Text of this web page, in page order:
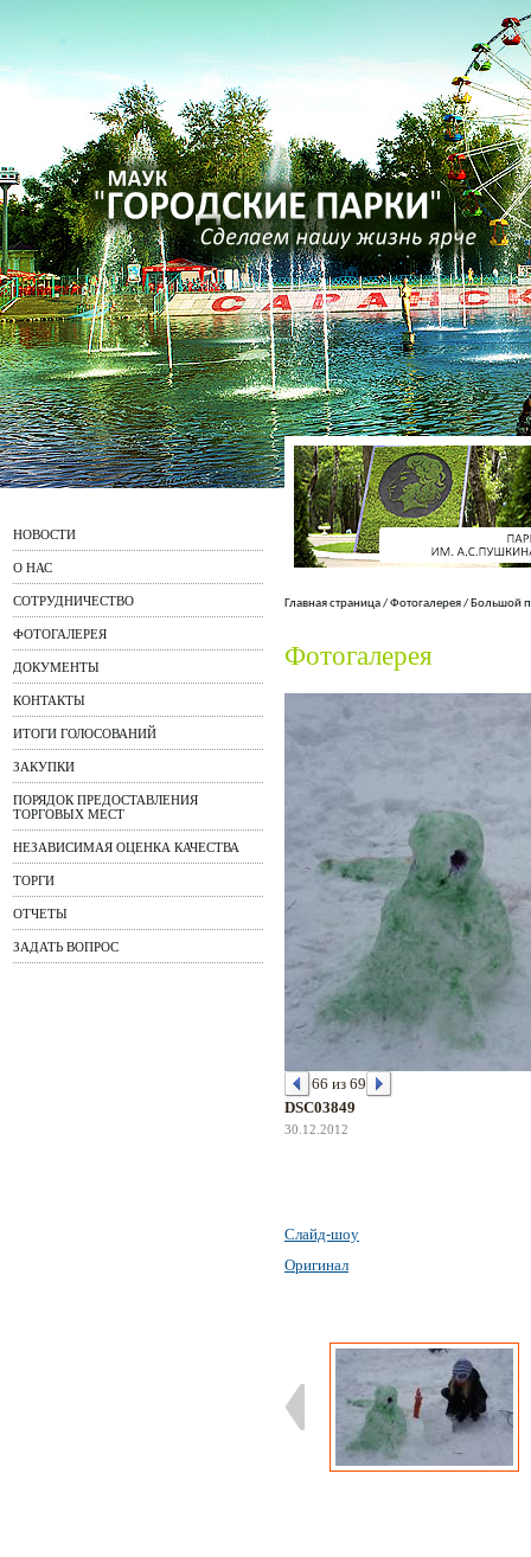
НОВОСТИ
О НАС
СОТРУДНИЧЕСТВО
ФОТОГАЛЕРЕЯ
ДОКУМЕНТЫ
КОНТАКТЫ
ИТОГИ ГОЛОСОВАНИЙ
ЗАКУПКИ
ПОРЯДОК ПРЕДОСТАВЛЕНИЯ
ТОРГОВЫХ МЕСТ
НЕЗАВИСИМАЯ ОЦЕНКА КАЧЕСТВА
ТОРГИ
ОТЧЕТЫ
ЗАДАТЬ ВОПРОС
Главная страница/Фотогалерея/ Большой
Фотогалерея
66 из 69
DSC03849
30.12.2012
Слайд-шоу
Оригинал